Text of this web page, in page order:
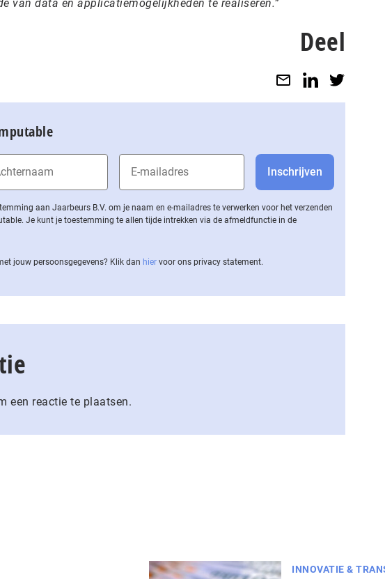
van data en applicatiemogelijkheden te realiseren.”
Deel
aan Jaarbeurs B.V. om je naam en e-mailadres te verwerken voor het verzenden
Je kunt je toestemming te allen tijde intrekken via de af­meld­func­tie in de
jouw per­soons­ge­ge­vens? Klik dan hier voor ons privacy statement.
een reactie te plaatsen.
INNOVATIE &